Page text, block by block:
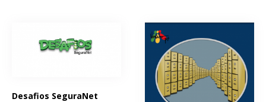
Desafios SeguraNet
Páginas